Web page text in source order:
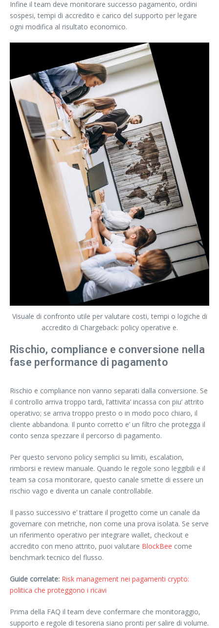
Infine il team deve monitorare successo pagamento, ordini
sospesi, tempi di accredito e carico del supporto per legare
ogni modifica al risultato economico.
Visuale di confronto utile per valutare costi, tempi o logiche di
accredito di Chargeback: policy operative e.
Rischio, compliance e conversione nella
fase performance di pagamento
Rischio e compliance non vanno separati dalla conversione. Se
il controllo arriva troppo tardi, l’attivita’ incassa con piu’ attrito
operativo; se arriva troppo presto o in modo poco chiaro, il
cliente abbandona. Il punto corretto e’ un filtro che protegga il
conto senza spezzare il percorso di pagamento.
Per questo servono policy semplici su limiti, escalation,
rimborsi e review manuale. Quando le regole sono leggibili e il
team sa cosa monitorare, questo canale smette di essere un
rischio vago e diventa un canale controllabile.
Il passo successivo e’ trattare il progetto come un canale da
governare con metriche, non come una prova isolata. Se serve
un riferimento operativo per integrare wallet, checkout e
accredito con meno attrito, puoi valutare BlockBee come
benchmark tecnico del flusso.
Guide correlate: Risk management nei pagamenti crypto:
politica che proteggono i ricavi
Prima della FAQ il team deve confermare che monitoraggio,
supporto e regole di tesoreria siano pronti per salire di volume.